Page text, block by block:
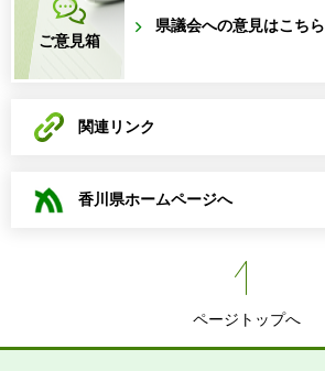
ご意見箱
県議会への意見はこちら
関連リンク
香川県ホームページへ
ページトップへ